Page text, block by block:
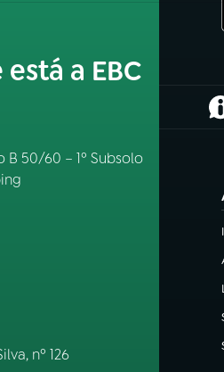
a EBC
B 50/60 – 1º Subsolo
nº 126